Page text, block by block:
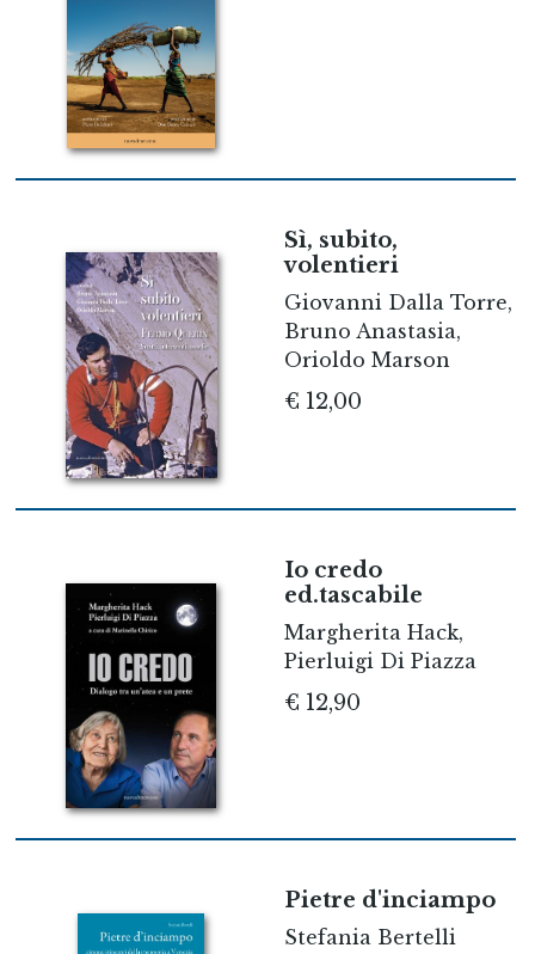
Sì, subito,
volentieri
Giovanni Dalla Torre,
Bruno Anastasia,
Orioldo Marson
€ 12,00
Io credo
ed.tascabile
Margherita Hack,
Pierluigi Di Piazza
€ 12,90
Pietre d'inciampo
Stefania Bertelli